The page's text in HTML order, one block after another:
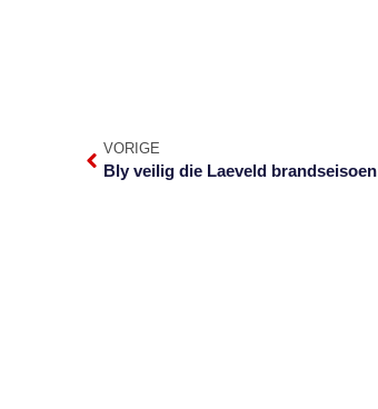
VORIGE
Bly veilig die Laeveld brandseisoen